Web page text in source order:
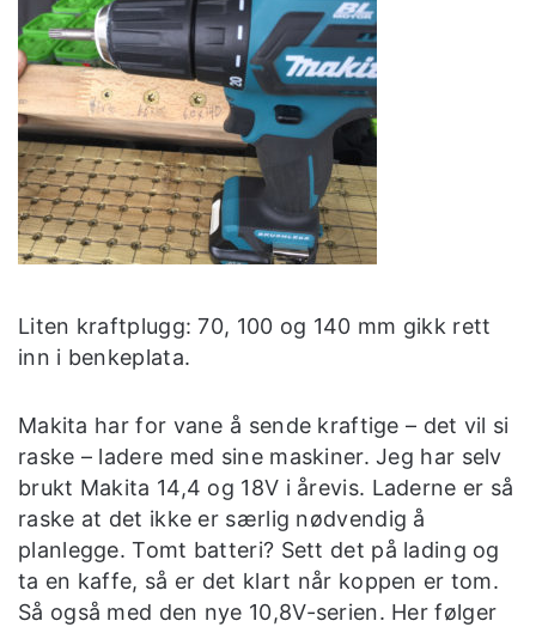
Liten kraftplugg: 70, 100 og 140 mm gikk rett
inn i benkeplata.
Makita har for vane å sende kraftige – det vil si
raske – ladere med sine maskiner. Jeg har selv
brukt Makita 14,4 og 18V i årevis. Laderne er så
raske at det ikke er særlig nødvendig å
planlegge. Tomt batteri? Sett det på lading og
ta en kaffe, så er det klart når koppen er tom.
Så også med den nye 10,8V-serien. Her følger